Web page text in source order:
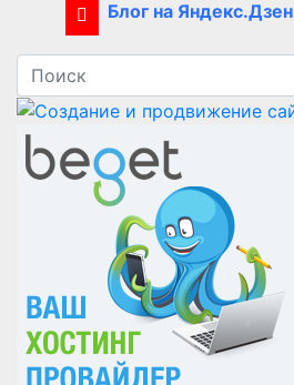
Блог на Яндекс.Дзен